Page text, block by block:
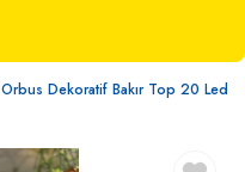
Orbus Dekoratif Bakır Top 20 Led